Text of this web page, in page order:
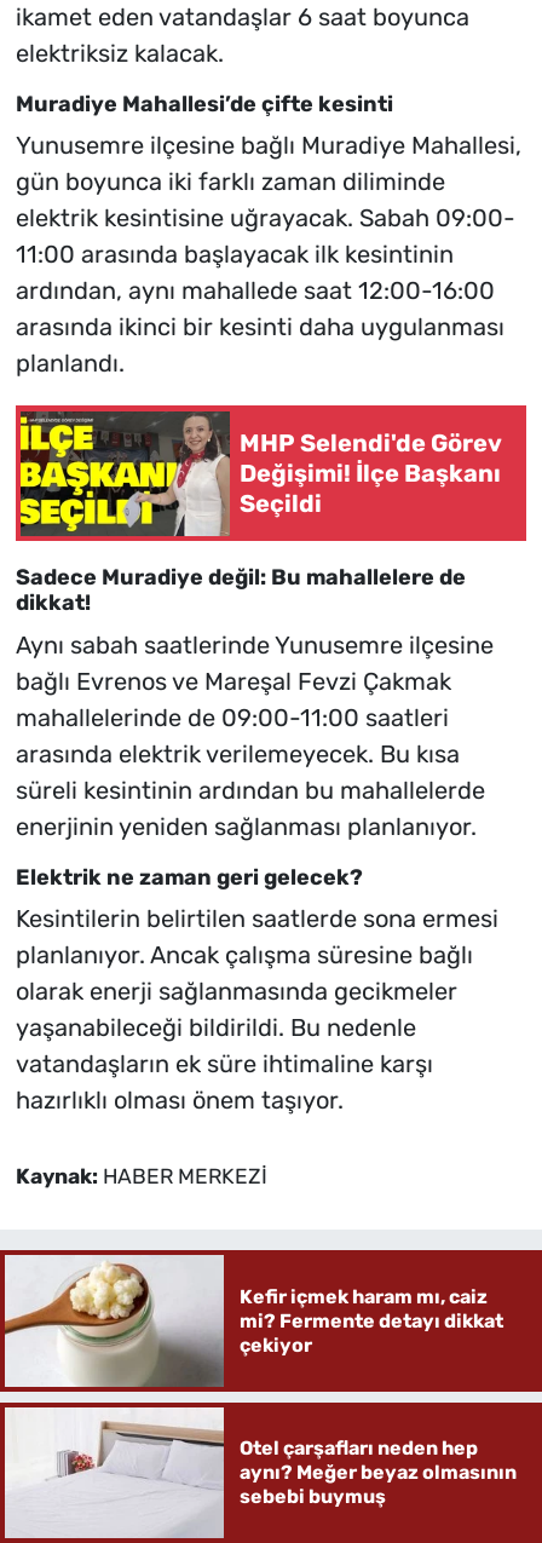
ikamet eden vatandaşlar 6 saat boyunca
elektriksiz kalacak.
Muradiye Mahallesi’de çifte kesinti
Yunusemre ilçesine bağlı Muradiye Mahallesi,
gün boyunca iki farklı zaman diliminde
elektrik kesintisine uğrayacak. Sabah 09:00-
11:00 arasında başlayacak ilk kesintinin
ardından, aynı mahallede saat 12:00-16:00
arasında ikinci bir kesinti daha uygulanması
planlandı.
MHP Selendi'de Görev
Değişimi! İlçe Başkanı
Seçildi
Sadece Muradiye değil: Bu mahallelere de
dikkat!
Aynı sabah saatlerinde Yunusemre ilçesine
bağlı Evrenos ve Mareşal Fevzi Çakmak
mahallelerinde de 09:00-11:00 saatleri
arasında elektrik verilemeyecek. Bu kısa
süreli kesintinin ardından bu mahallelerde
enerjinin yeniden sağlanması planlanıyor.
Elektrik ne zaman geri gelecek?
Kesintilerin belirtilen saatlerde sona ermesi
planlanıyor. Ancak çalışma süresine bağlı
olarak enerji sağlanmasında gecikmeler
yaşanabileceği bildirildi. Bu nedenle
vatandaşların ek süre ihtimaline karşı
hazırlıklı olması önem taşıyor.
Kaynak: HABER MERKEZİ
Kefir içmek haram mı, caiz
mi? Fermente detayı dikkat
çekiyor
Otel çarşafları neden hep
aynı? Meğer beyaz olmasının
sebebi buymuş